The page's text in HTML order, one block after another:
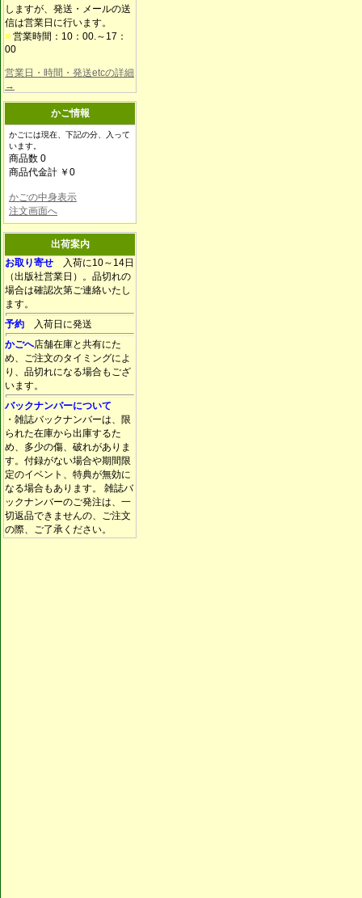
しますが、発送・メールの送
信は営業日に行います。
■ 営業時間：10：00.～17：
00
営業日・時間・発送etcの詳細
→
かご情報
かごには現在、下記の分、入って
います。
商品数 0
商品代金計 ￥0
かごの中身表示
注文画面へ
出荷案内
お取り寄せ 入荷に10～14日
（出版社営業日）。品切れの
場合は確認次第ご連絡いたし
ます。
予約 入荷日に発送
かごへ店舗在庫と共有にた
め、ご注文のタイミングによ
り、品切れになる場合もござ
います。
バックナンバーについて
・雑誌バックナンバーは、限
られた在庫から出庫するた
め、多少の傷、破れがありま
す。付録がない場合や期間限
定のイベント、特典が無効に
なる場合もあります。 雑誌バ
ックナンバーのご発注は、一
切返品できませんの、ご注文
の際、ご了承ください。